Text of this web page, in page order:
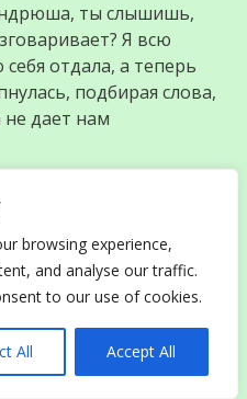
browsing experience,
and analyse our traffic.
to our use of cookies.
All Accept All
ты слышишь,
Я всю
себя отдала, а теперь
подбирая слова,
дает нам
на свое отражение в
за долгое время
незнакомым —
каким никогда не
Наталья,
— Я никого не